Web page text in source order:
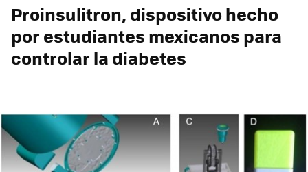
Proinsulitron, dispositivo hecho
por estudiantes mexicanos para
controlar la diabetes